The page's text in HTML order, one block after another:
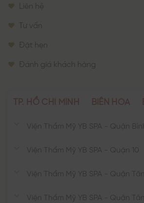
Liên hệ
Tư vấn
Đặt hẹn
Đánh giá khách hàng
TP. HỒ CHÍ MINH BIÊN HÒA
Viện Thẩm Mỹ YB SPA - Quận
Viện Thẩm Mỹ YB SPA - Quận 10
Viện Thẩm Mỹ YB SPA - Quận Tân
Viện Thẩm Mỹ YB SPA - Quận Tân